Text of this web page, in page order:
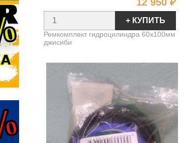
+ КУПИТЬ
Ремкомплект гидроцилиндра 60х100мм
джисиби